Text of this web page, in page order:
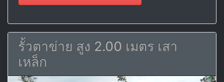
รั้วตาข่าย สูง 2.00 เมตร เสา
เหล็ก